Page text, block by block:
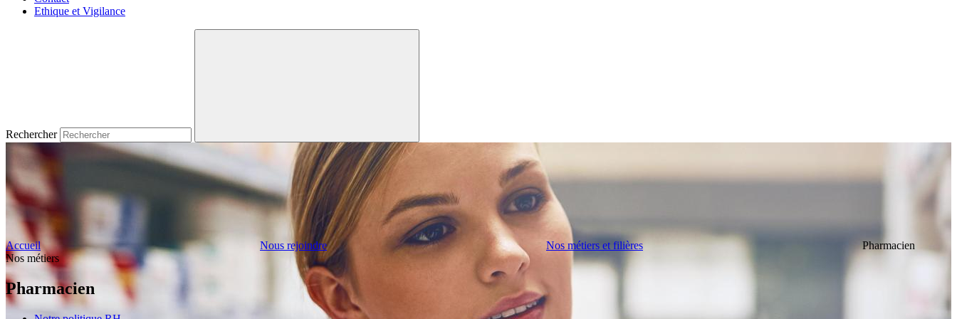
Ethique et Vigilance
Rechercher
Accueil Nous rejoindre Nos métiers et filières
Pharmacien
Nos métiers
Pharmacien